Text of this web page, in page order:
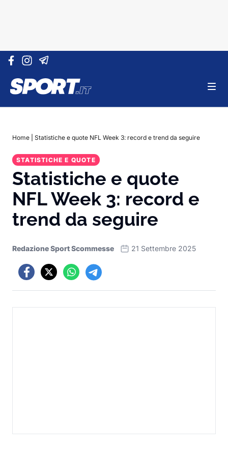
Vai al contenuto
Home Statistiche e quote NFL Week 3: record e trend da seguire
STATISTICHE E QUOTE
Statistiche e quote
NFL Week 3: record e
trend da seguire
Redazione Sport Scommesse 21 Settembre 2025